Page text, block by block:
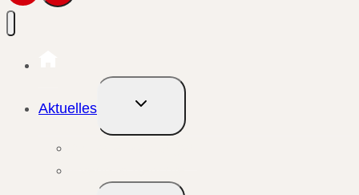
Aktuelles
Untermenü
umschalten